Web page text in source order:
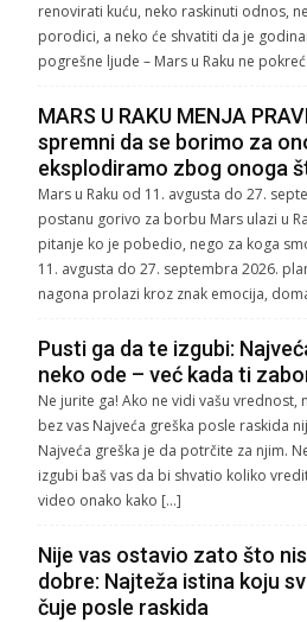
renovirati kuću, neko raskinuti odnos,
porodici, a neko će shvatiti da je
pogrešne ljude – Mars u Raku ne
MARS U RAKU MENJA
spremni da se borimo za
eksplodiramo zbog onoga
Mars u Raku od 11. avgusta do 27.
postanu gorivo za borbu Mars ulazi u
pitanje ko je pobedio, nego za koga
11. avgusta do 27. septembra 2026.
nagona prolazi kroz znak emocija,
Pusti ga da te izgubi:
neko ode – već kada ti
Ne jurite ga! Ako ne vidi vašu vrednost,
bez vas Najveća greška posle raskida
Najveća greška je da potrčite za njim.
izgubi baš vas da bi shvatio koliko
video onako kako […]
Nije vas ostavio zato što
dobre: Najteža istina koju
čuje posle raskida